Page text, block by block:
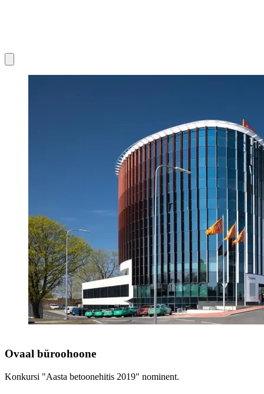
Ovaal büroohoone
Konkursi "Aasta betoonehitis 2019" nominent.